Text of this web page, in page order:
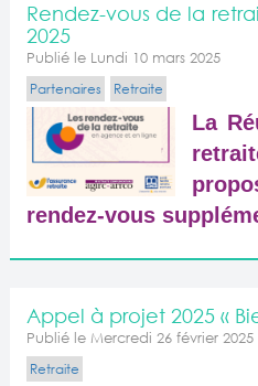
Rendez-vous de la
2025
Publié le Lundi 10 mars 2025
Partenaires
Retraite
La
rendez-vous
Appel à projet 2025 «
Publié le Mercredi 26 février 2025
Retraite